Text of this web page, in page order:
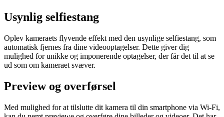
Usynlig selfiestang
Oplev kameraets flyvende effekt med den usynlige selfiestang, som
automatisk fjernes fra dine videooptagelser. Dette giver dig
mulighed for unikke og imponerende optagelser, der får det til at se
ud som om kameraet svæver.
Preview og overførsel
Med mulighed for at tilslutte dit kamera til din smartphone via Wi-Fi,